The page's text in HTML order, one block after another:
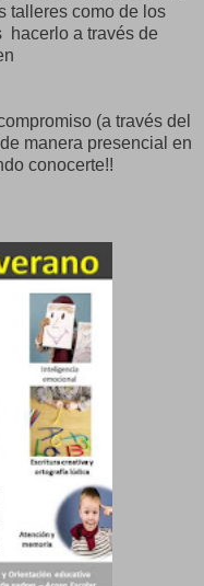
talleres como de los
hacerlo a través de
(a través del
manera presencial en
conocerte!!